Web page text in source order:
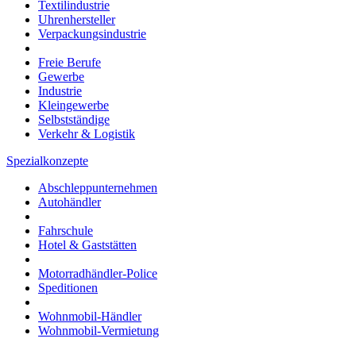
Textilindustrie
Uhrenhersteller
Verpackungsindustrie
Freie Berufe
Gewerbe
Industrie
Kleingewerbe
Selbstständige
Verkehr & Logistik
Spezialkonzepte
Abschleppunternehmen
Autohändler
Fahrschule
Hotel & Gaststätten
Motorradhändler-Police
Speditionen
Wohnmobil-Händler
Wohnmobil-Vermietung